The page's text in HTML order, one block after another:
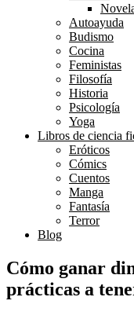
Autoayuda
Budismo
Cocina
Feministas
Filosofía
Historia
Psicología
Yoga
Libros de ciencia
Eróticos
Cómics
Cuentos
Manga
Fantasía
Terror
Blog
Cómo ganar
prácticas a